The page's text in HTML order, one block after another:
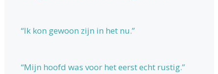
“Ik kon gewoon zijn in het nu.”
“Mijn hoofd was voor het eerst echt rustig.”